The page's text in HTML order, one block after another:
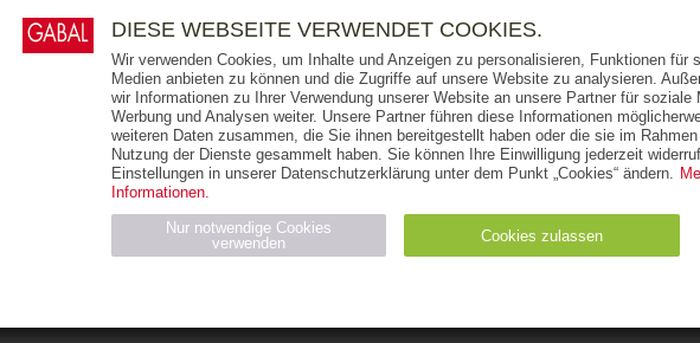
AUSGABEART AUS DER REIHE
E-BOOKS AUDIO-CDS MP3 NON-BOOKS
THEMEN AUTOREN VERLAG
RIGHTS PRESSE HANDEL FÜR UNTERNEHMEN
DIESE WEBSEITE VERWENDET COOKIES.
Wir verwenden Cookies, um Inhalte und Anzeigen zu personalisieren, Funktionen für
Medien anbieten zu können und die Zugriffe auf unsere Website zu analysieren.
wir Informationen zu Ihrer Verwendung unserer Website an unsere Partner für soziale
Werbung und Analysen weiter. Unsere Partner führen diese Informationen
weiteren Daten zusammen, die Sie ihnen bereitgestellt haben oder die sie im
Nutzung der Dienste gesammelt haben. Sie können Ihre Einwilligung jederzeit
Einstellungen in unserer Datenschutzerklärung unter dem Punkt „Cookies“ ändern.
Informationen.
Nur notwendige Cookies
verwenden
Cookies zulassen